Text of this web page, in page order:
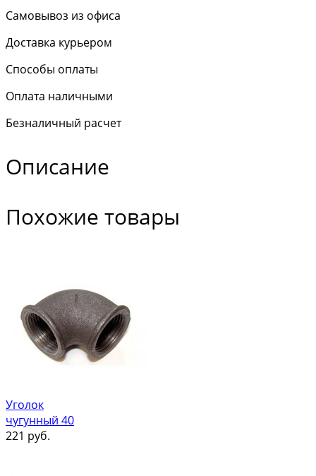
Самовывоз из офиса
Доставка курьером
Способы оплаты
Оплата наличными
Безналичный расчет
Описание
Похожие товары
Уголок
чугунный 40
221 руб.